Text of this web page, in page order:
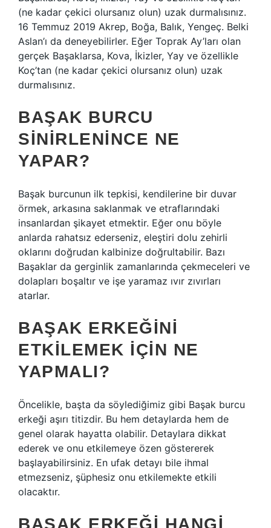
(ne kadar çekici olursanız olun) uzak durmalısınız.
16 Temmuz 2019 Akrep, Boğa, Balık, Yengeç. Belki
Aslan’ı da deneyebilirler. Eğer Toprak Ay’ları olan
gerçek Başaklarsa, Kova, İkizler, Yay ve özellikle
Koç’tan (ne kadar çekici olursanız olun) uzak
durmalısınız.
BAŞAK BURCU
SINIRLENINCE NE
YAPAR?
Başak burcunun ilk tepkisi, kendilerine bir duvar
örmek, arkasına saklanmak ve etraflarındaki
insanlardan şikayet etmektir. Eğer onu böyle
anlarda rahatsız ederseniz, eleştiri dolu zehirli
oklarını doğrudan kalbinize doğrultabilir. Bazı
Başaklar da gerginlik zamanlarında çekmeceleri ve
dolapları boşaltır ve işe yaramaz ıvır zıvırları
atarlar.
BAŞAK ERKEĞINI
ETKILEMEK IÇIN NE
YAPMALI?
Öncelikle, başta da söylediğimiz gibi Başak burcu
erkeği aşırı titizdir. Bu hem detaylarda hem de
genel olarak hayatta olabilir. Detaylara dikkat
ederek ve onu etkilemeye özen göstererek
başlayabilirsiniz. En ufak detayı bile ihmal
etmezseniz, şüphesiz onu etkilemekte etkili
olacaktır.
BAŞAK ERKEĞI HANGI